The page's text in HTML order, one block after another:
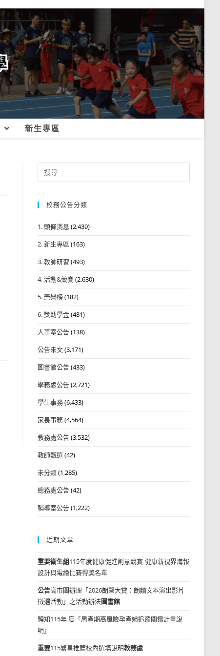
新生專區
Search
for:
校務公告分類
1. 頭條消息 (2,439)
2. 新生專區 (163)
3. 教師研習 (493)
4. 活動&競賽(2,630)
5. 榮譽榜(182)
6. 獎助學金(481)
人事室公告(138)
公告來文(3,171)
圖書館公告(433)
學務處公告(2,721)
學生事務(6,433)
家長事務(4,564)
教務處公告(3,532)
教師甄選(42)
未分類(1,285)
總務處公告(42)
輔導室公告(1,222)
近期文章
重要衛生組115年度健康促進創意競賽-健康新視界海報
設計與電繪比賽得獎名單
公告高市圖辦理「2026朗聲大賞：朗讀文本演出影片
徵選活動」之活動辦法圖書館
轉知115年 度「周產期高風險孕產婦追蹤關懷計畫說
明」
重要115繁星推薦校內選填說明教務處